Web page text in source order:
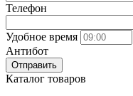
Телефон
Удобное время
Антибот
Отправить
Каталог товаров